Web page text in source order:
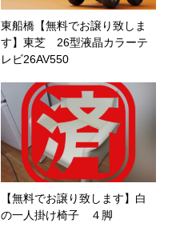
東船橋【無料でお譲り致しま
す】東芝 26型液晶カラーテ
レビ26AV550
【無料でお譲り致します】白
の一人掛け椅子 ４脚